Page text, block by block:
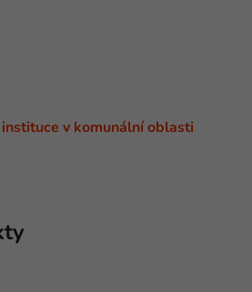
v komunální oblasti